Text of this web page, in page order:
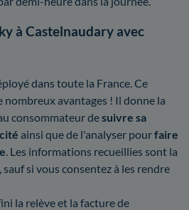
à Castelnaudary avec
dans toute la France. Ce
avantages ! Il donne la
consommateur desuivre sa
ainsi que de l'analyser pourfaire
. Les informations recueillies sont la
si vous consentez à les rendre
la relève et la facture de